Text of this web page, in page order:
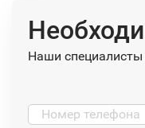
Наши